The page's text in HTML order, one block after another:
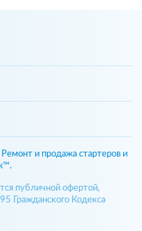
и продажа стартеров и
публичной офертой,
Гражданского Кодекса